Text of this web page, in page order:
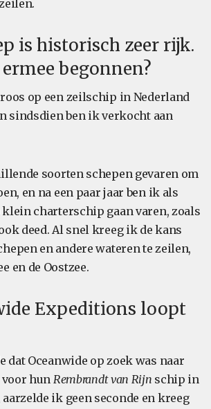
is historisch zeer rijk.
begonnen?
op een zeilschip in Nederland
sindsdien ben ik verkocht aan
soorten schepen gevaren om
en na een paar jaar ben ik als
charterschip gaan varen, zoals
deed. Al snel kreeg ik de kans
en andere wateren te zeilen,
en de Oostzee.
Expeditions loopt
dat Oceanwide op zoek was naar
hunRembrandt van Rijn schip in
ik geen seconde en kreeg